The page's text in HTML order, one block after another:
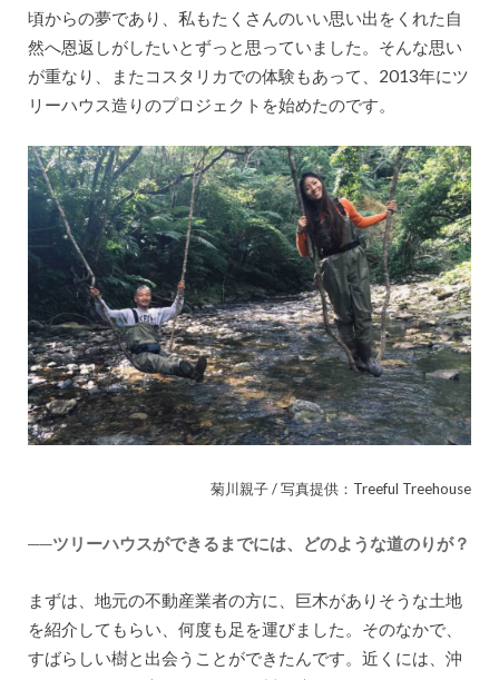
頃からの夢であり、私もたくさんのいい思い出をくれた自
然へ恩返しがしたいとずっと思っていました。そんな思い
が重なり、またコスタリカでの体験もあって、2013年にツ
リーハウス造りのプロジェクトを始めたのです。
菊川親子 / 写真提供：Treeful Treehouse
──ツリーハウスができるまでには、どのような道のりが？
まずは、地元の不動産業者の方に、巨木がありそうな土地
を紹介してもらい、何度も足を運びました。そのなかで、
すばらしい樹と出会うことができたんです。近くには、沖